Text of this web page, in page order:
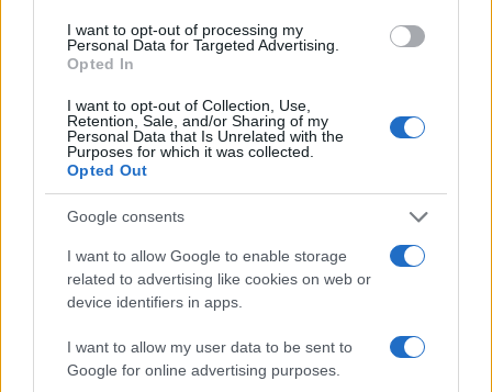
I want to opt-out of processing my
Personal Data for Targeted Advertising.
Opted In
I want to opt-out of Collection, Use,
Retention, Sale, and/or Sharing of my
Personal Data that Is Unrelated with the
Purposes for which it was collected.
Opted Out
Google consents
I want to allow Google to enable storage
related to advertising like cookies on web or
device identifiers in apps.
I want to allow my user data to be sent to
Google for online advertising purposes.
Steam bajo ataque: el malware que infectó a 8.000
usuarios y robó más de 220.000 dólares en
criptomonedas
Un ataque cibernético en Steam infectó a miles de usuarios, robando
criptomonedas por valor de más de 220.000 dólares. Los atacantes
aprovecharon…
Diego Martín · 6 Ago 2026
NEWS